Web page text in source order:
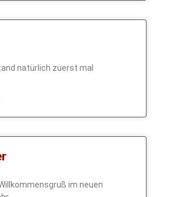
natürlich zuerst mal
im neuen